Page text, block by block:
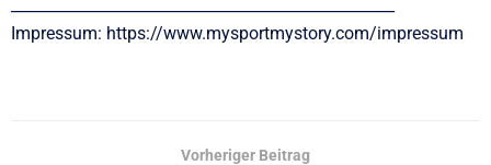
Impressum: https://www.mysportmystory.com/impressum
Vorheriger Beitrag